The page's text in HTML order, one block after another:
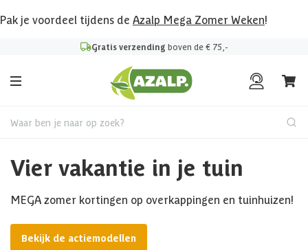
Pak je voordeel tijdens de Azalp Mega Zomer Weken!
Gratis verzending boven de € 75,-
Waar ben je naar op zoek?
Vier vakantie in je tuin
MEGA zomer kortingen op overkappingen en tuinhuizen!
Bekijk de actiemodellen